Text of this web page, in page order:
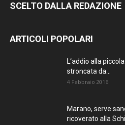
SCELTO DALLA REDAZIONE
ARTICOLI POPOLARI
L’addio alla
stroncata da...
4 Febbraio 2016
Marano, serve
ricoverato alla